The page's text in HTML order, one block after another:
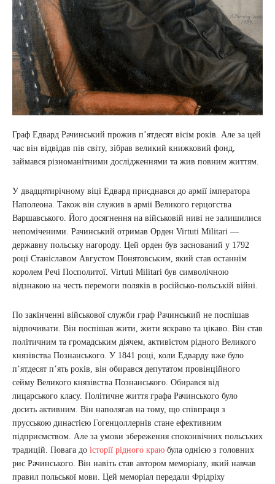
Граф Едвард Рачинський прожив п’ятдесят вісім років. Але за цей
час він відвідав пів світу, зібрав великий книжковий фонд,
займався різноманітними дослідженнями та жив повним життям.
У двадцятирічному віці Едвард приєднався до армії імператора
Наполеона. Також він служив в армії Великого герцогства
Варшавського. Його досягнення на військовій ниві не залишилися
непоміченими. Рачинський отримав Орден Virtuti Militari —
державну польську нагороду. Цей орден був заснований у 1792
році Станіславом Августом Понятовським, який став останнім
королем Речі Посполитої. Virtuti Militari був символічною
відзнакою на честь перемоги поляків в російсько-польській війні.
По закінченні військової служби граф Рачинський не поспішав
відпочивати. Він поспішав жити, жити яскраво та цікаво. Він став
політичним та громадським діячем, активістом рідного Великого
князівства Познанського. У 1841 році, коли Едварду вже було
п’ятдесят п’ять років, він обирався депутатом провінційного
сейму Великого князівства Познанського. Обирався від
лицарського класу. Політичне життя графа Рачинського було
досить активним. Він наполягав на тому, що співпраця з
прусською династією Гогенцоллернів стане ефективним
підприємством. Але за умови збереження споконвічних польських
традицій. Повага до історії рідного краю була однією з головних
рис Рачинського. Він навіть став автором меморіалу, який навчав
правил польської мови. Цей меморіал передали Фрідріху